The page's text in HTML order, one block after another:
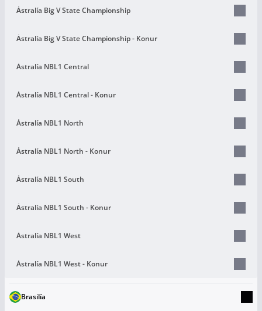
Ástralía Big V State Championship
Ástralía Big V State Championship - Konur
Ástralía NBL1 Central
Ástralía NBL1 Central - Konur
Ástralía NBL1 North
Ástralía NBL1 North - Konur
Ástralía NBL1 South
Ástralía NBL1 South - Konur
Ástralía NBL1 West
Ástralía NBL1 West - Konur
Brasilía